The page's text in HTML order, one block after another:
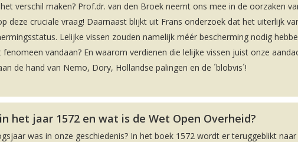
verschil maken? Prof.dr. van den Broek neemt ons mee in de oorzaken
deze cruciale vraag! Daarnaast blijkt uit Frans onderzoek dat het uiterlijk
Lelijke vissen zouden namelijk méér bescherming nodig
vandaan? En waarom verdienen die lelijke vissen juist onze
de hand van Nemo, Dory, Hollandse palingen en de ´blobvis´!
het jaar 1572 en wat is de Wet Open Overheid?
was in onze geschiedenis? In het boek 1572 wordt er teruggeblikt naar